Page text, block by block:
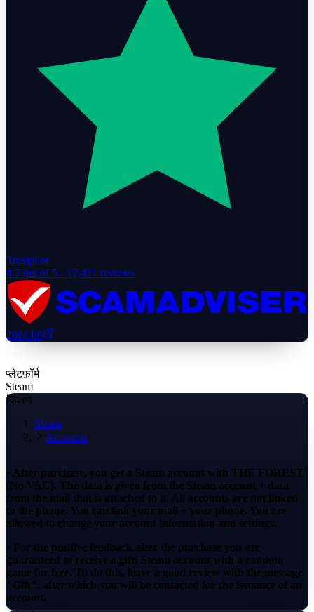
Trustpilot
4.7 out of 5 · 12,431 reviews
100/100
प्लेटफ़ॉर्म
Steam
विवरण
Steam
Accounts
• After purchase, you get a Steam account with THE FOREST
(No VAC). The data is given from the Steam account + data
from the mail that is attached to it. All accounts are not linked
to the phone. You can link your mail + your phone. You are
allowed to change your account information and settings.
• For the positive feedback after the purchase you are
guaranteed to receive a gift: Steam account with a random
game for free. To do this, leave a good review with the message
"Gift", after which you will be contacted for the issuance of an
account.